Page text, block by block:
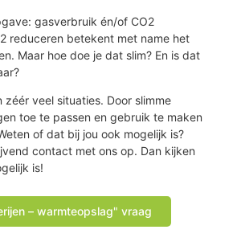
gasverbruik én/of CO2
reduceren betekent met name het
Maar hoe doe je dat slim? En is dat
zéér veel situaties. Door slimme
toe te passen en gebruik te maken
of dat bij jou ook mogelijk is?
contact met ons op. Dan kijken
is!
– warmteopslag" vraag